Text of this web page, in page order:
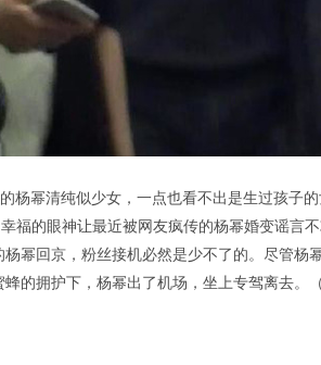
杨幂清纯似少女，一点也看不出是生过孩子
福的眼神让最近被网友疯传的杨幂婚变谣言
幂回京，粉丝接机必然是少不了的。尽管杨
的拥护下，杨幂出了机场，坐上专驾离去。